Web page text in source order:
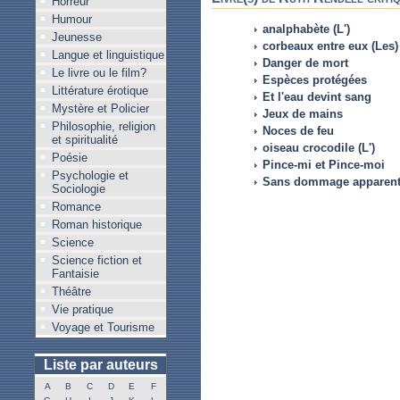
Humour
Jeunesse
Langue et linguistique
Le livre ou le film?
Littérature érotique
Mystère et Policier
Philosophie, religion
et spiritualité
Poésie
Psychologie et
Sociologie
Romance
Roman historique
Science
Science fiction et
Fantaisie
Théâtre
Vie pratique
Voyage et Tourisme
Liste par auteurs
A B C D E
F
analphabète (L')
corbeaux entre eux (Les)
Danger de mort
Espèces protégées
Et l'eau devint sang
Jeux de mains
Noces de feu
oiseau crocodile (L')
Pince-mi et Pince-moi
Sans dommage apparent